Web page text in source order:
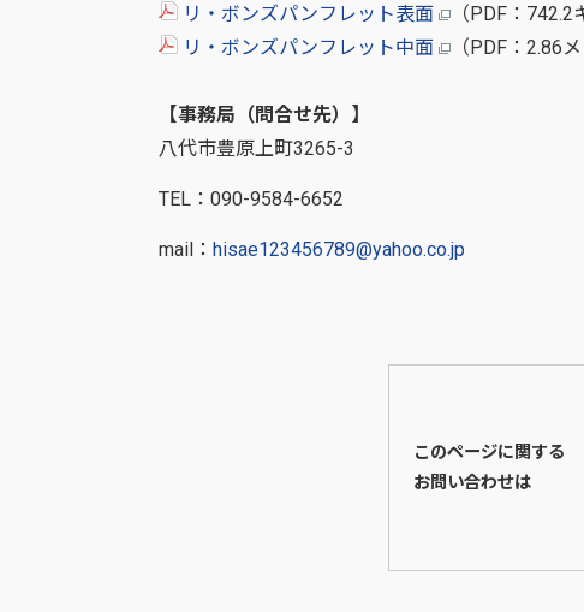
リ・ボンズパンフレット表面
（PDF：742.2
リ・ボンズパンフレット中面
（PDF：2.86
【事務局（問合せ先）】
八代市豊原上町3265-3
TEL：090-9584-6652
mail： hisae123456789@yahoo.co.jp
このページに関する
お問い合わせは